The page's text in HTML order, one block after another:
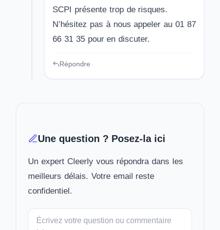
SCPI présente trop de risques.
N’hésitez pas à nous appeler au 01 87
66 31 35 pour en discuter.
Répondre
Une question ? Posez-la ici
Un expert Cleerly vous répondra dans les
meilleurs délais. Votre email reste
confidentiel.
Votre
message